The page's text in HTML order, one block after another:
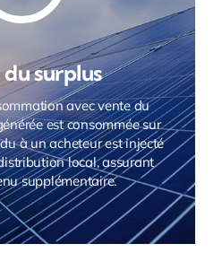
surplus
avec vente du
est consommée sur
à un acheteur est injecté
local, assurant
supplémentaire.